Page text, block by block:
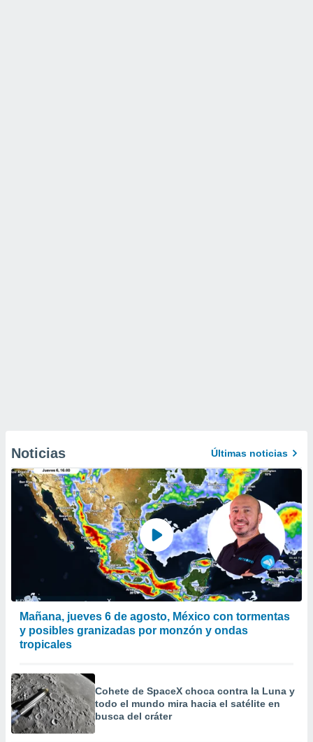
Noticias Últimas noticias
Mañana, jueves 6 de agosto, México con tormentas
y posibles granizadas por monzón y ondas
tropicales
Cohete de SpaceX choca contra la Luna y
todo el mundo mira hacia el satélite en
busca del cráter